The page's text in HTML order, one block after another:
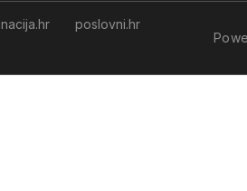
poslovni.hr